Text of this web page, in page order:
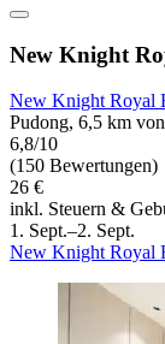
New Knight
New Knight Royal
Pudong, 6,5 km
6,8/10
(150 Bewertungen)
26 €
inkl. Steuern &
1. Sept.–2. Sept.
New Knight Royal